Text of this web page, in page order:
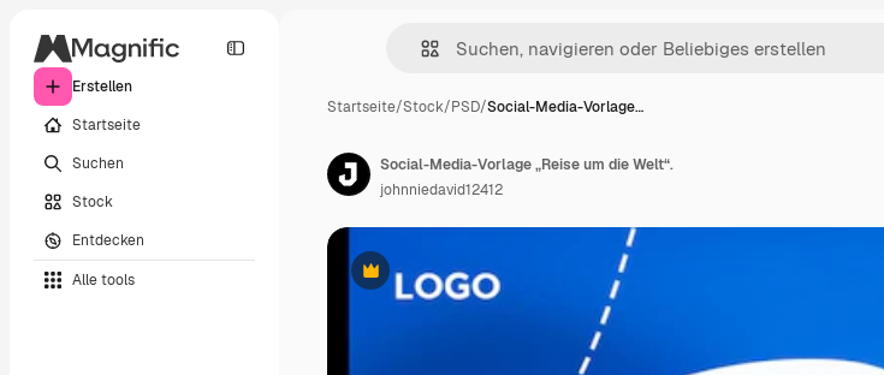
Erstellen
Startseite
Suchen
Stock
Entdecken
Alle tools
Startseite/Stock/PSD/Social-Media-Vorlage…
Premium
Social-Media-Vorlage „Reise um die Welt“.
johnniedavid12412